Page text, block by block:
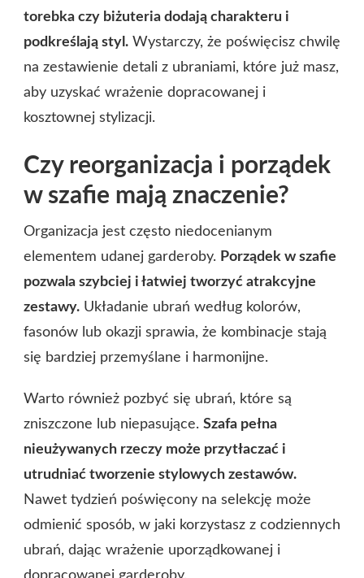
torebka czy biżuteria dodają charakteru i
podkreślają styl. Wystarczy, że poświęcisz chwilę
na zestawienie detali z ubraniami, które już masz,
aby uzyskać wrażenie dopracowanej i
kosztownej stylizacji.
Czy reorganizacja i porządek
w szafie mają znaczenie?
Organizacja jest często niedocenianym
elementem udanej garderoby. Porządek w szafie
pozwala szybciej i łatwiej tworzyć atrakcyjne
zestawy. Układanie ubrań według kolorów,
fasonów lub okazji sprawia, że kombinacje stają
się bardziej przemyślane i harmonijne.
Warto również pozbyć się ubrań, które są
zniszczone lub niepasujące. Szafa pełna
nieużywanych rzeczy może przytłaczać i
utrudniać tworzenie stylowych zestawów.
Nawet tydzień poświęcony na selekcję może
odmienić sposób, w jaki korzystasz z codziennych
ubrań, dając wrażenie uporządkowanej i